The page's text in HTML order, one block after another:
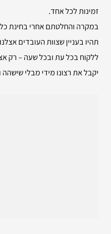
זמינות לכל אחד.
במקרה והחלטתם אחרי בחינת
תהיו בעניין שצוות העובדים
ללקוח בכל עת ובכל שעה – רק
יקבל את רצונו מידי מבלי שישהה